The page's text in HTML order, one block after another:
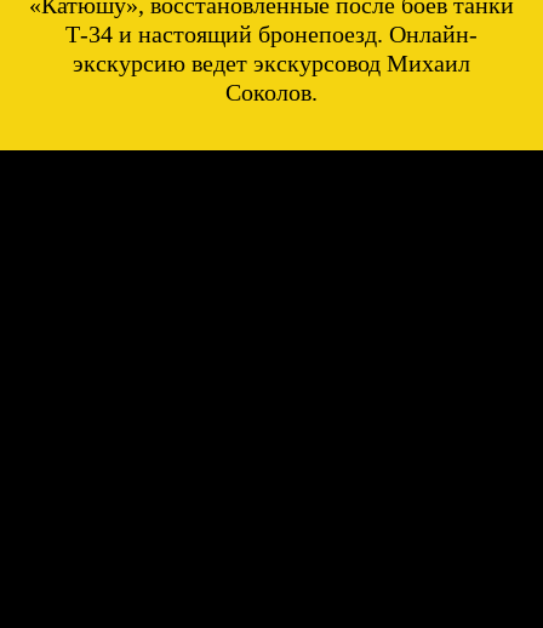
Т-34 и настоящий бронепоезд. Онлайн-
экскурсию ведет экскурсовод Михаил
Соколов.